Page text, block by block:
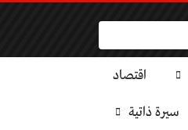
اقتصاد
سيرة ذاتية